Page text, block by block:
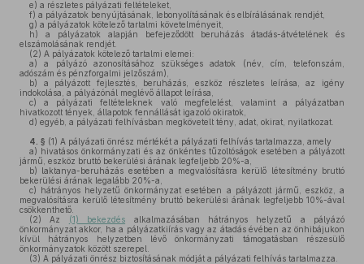
e) a részletes pályázati feltételeket,
f) a pályázatok benyújtásának, lebonyolításának és elbírálásának rendjét,
g) a pályázatok kötelező tartalmi követelményeit,
h) a pályázatok alapján befejeződött beruházás átadás-átvételének és
elszámolásának rendjét.
(2) A pályázatok kötelező tartalmi elemei:
a) a pályázó azonosításához szükséges adatok (név, cím, telefonszám,
adószám és pénzforgalmi jelzőszám),
b) a pályázott fejlesztés, beruházás, eszköz részletes leírása, az igény
indokolása, a pályázónál meglévő állapot leírása,
c) a pályázati feltételeknek való megfelelést, valamint a pályázatban
hivatkozott tények, állapotok fennállását igazoló okiratok,
d) egyéb, a pályázati felhívásban megkövetelt tény, adat, okirat, nyilatkozat.
4. § (1) A pályázati önrész mértékét a pályázati felhívás tartalmazza, amely
a) hivatásos önkormányzati és az önkéntes tűzoltóságok esetében a pályázott
jármű, eszköz bruttó bekerülési árának legfeljebb 20%-a,
b) laktanya-beruházás esetében a megvalósításra kerülő létesítmény bruttó
bekerülési árának legalább 20%-a,
c) hátrányos helyzetű önkormányzat esetében a pályázott jármű, eszköz, a
megvalósításra kerülő létesítmény bruttó bekerülési árának legfeljebb 10%-ával
csökkenthető.
(2) Az (1) bekezdés alkalmazásában hátrányos helyzetű a pályázó
önkormányzat akkor, ha a pályázatkiírás vagy az átadás évében az önhibájukon
kívül hátrányos helyzetben lévő önkormányzati támogatásban részesülő
önkormányzatok között szerepel.
(3) A pályázati önrész biztosításának módját a pályázati felhívás tartalmazza.